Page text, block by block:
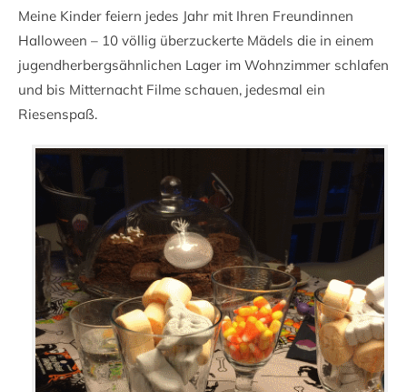
Meine Kinder feiern jedes Jahr mit Ihren Freundinnen
Halloween – 10 völlig überzuckerte Mädels die in einem
jugendherbergsähnlichen Lager im Wohnzimmer schlafen
und bis Mitternacht Filme schauen, jedesmal ein
Riesenspaß.